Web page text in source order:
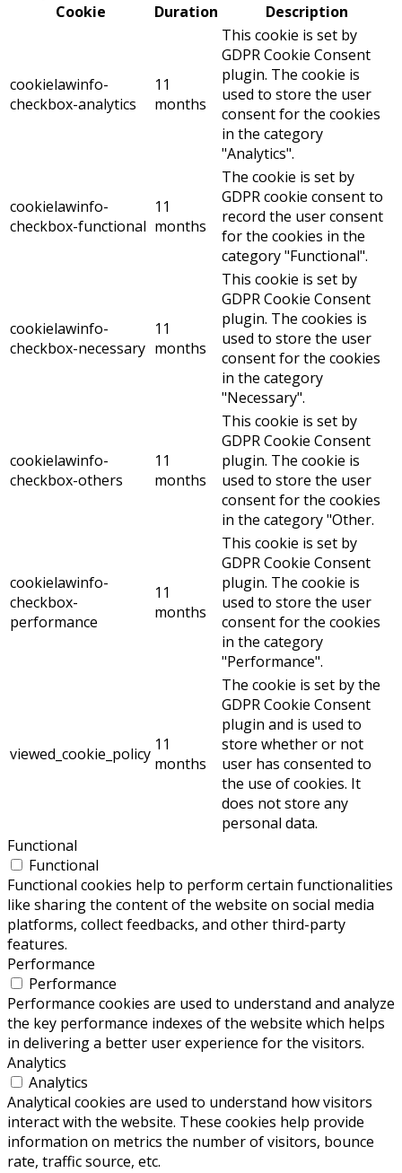
Cookie
Duration Description
cookielawinfo-
checkbox-analytics
11
months
This cookie is set by
GDPR Cookie Consent
plugin. The cookie is
used to store the user
consent for the cookies
in the category
"Analytics".
cookielawinfo-
checkbox-functional
11
months
The cookie is set by
GDPR cookie consent to
record the user consent
for the cookies in the
category "Functional".
cookielawinfo-
checkbox-necessary
11
months
This cookie is set by
GDPR Cookie Consent
plugin. The cookies is
used to store the user
consent for the cookies
in the category
"Necessary".
cookielawinfo-
checkbox-others
11
months
This cookie is set by
GDPR Cookie Consent
plugin. The cookie is
used to store the user
consent for the cookies
in the category "Other.
cookielawinfo-
checkbox-
performance
11
months
This cookie is set by
GDPR Cookie Consent
plugin. The cookie is
used to store the user
consent for the cookies
in the category
"Performance".
viewed_cookie_policy 11
months
The cookie is set by the
GDPR Cookie Consent
plugin and is used to
store whether or not
user has consented to
the use of cookies. It
does not store any
personal data.
Functional
Functional
Functional cookies help to perform certain functionalities
like sharing the content of the website on social media
platforms, collect feedbacks, and other third-party
features.
Performance
Performance
Performance cookies are used to understand and analyze
the key performance indexes of the website which helps
in delivering a better user experience for the visitors.
Analytics
Analytics
Analytical cookies are used to understand how visitors
interact with the website. These cookies help provide
information on metrics the number of visitors, bounce
rate, traffic source, etc.